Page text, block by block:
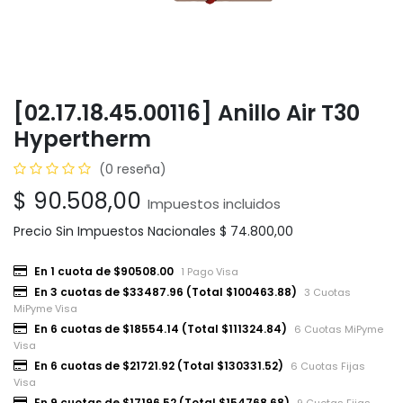
[02.17.18.45.00116] Anillo Air T30
Hypertherm
(0 reseña)
$ 90.508,00 Impuestos incluidos
Precio Sin Impuestos Nacionales $ 74.800,00
En 1 cuota de $90508.00 1 Pago Visa
En 3 cuotas de $33487.96 (Total $100463.88)
3 Cuotas
MiPyme Visa
En 6 cuotas de $18554.14 (Total $111324.84)
6 Cuotas MiPyme
Visa
En 6 cuotas de $21721.92 (Total $130331.52)
6 Cuotas Fijas
Visa